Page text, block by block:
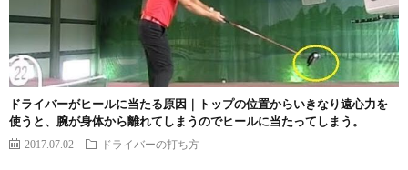
ドライバーがヒールに当たる原因｜トップの位置からいきなり遠心力を
使うと、腕が身体から離れてしまうのでヒールに当たってしまう。
2017.07.02 ドライバーの打ち方